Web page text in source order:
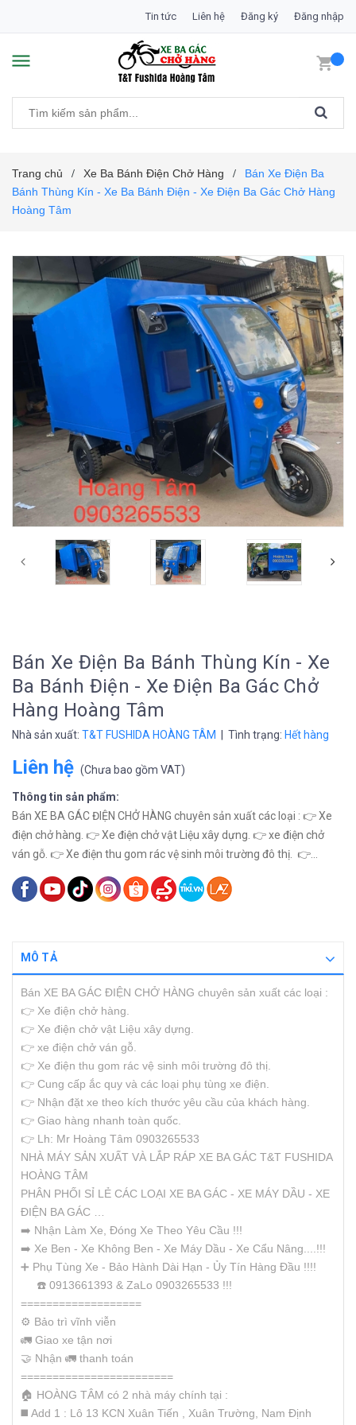
Tin tức Liên hệ Đăng ký Đăng nhập
Trang chủ / Xe Ba Bánh Điện Chở Hàng /
Bán Xe Điện Ba
Bánh Thùng Kín - Xe Ba Bánh Điện - Xe Điện Ba Gác Chở Hàng
Hoàng Tâm
Bán Xe Điện Ba Bánh Thùng Kín - Xe
Ba Bánh Điện - Xe Điện Ba Gác Chở
Hàng Hoàng Tâm
Nhà sản xuất: T&T FUSHIDA HOÀNG TÂM | Tình trạng: Hết hàng
Liên hệ (Chưa bao gồm VAT)
Thông tin sản phẩm:
Bán XE BA GÁC ĐIỆN CHỞ HÀNG chuyên sản xuất các loại : 👉 Xe
điện chở hàng. 👉 Xe điện chở vật Liệu xây dựng. 👉 xe điện chở
ván gỗ. 👉 Xe điện thu gom rác vệ sinh môi trường đô thị. 👉...
MÔ TẢ
Bán XE BA GÁC ĐIỆN CHỞ HÀNG chuyên sản xuất các loại :
👉 Xe điện chở hàng.
👉 Xe điện chở vật Liệu xây dựng.
👉 xe điện chở ván gỗ.
👉 Xe điện thu gom rác vệ sinh môi trường đô thị.
👉 Cung cấp ắc quy và các loại phụ tùng xe điện.
👉 Nhận đặt xe theo kích thước yêu cầu của khách hàng.
👉 Giao hàng nhanh toàn quốc.
👉 Lh: Mr Hoàng Tâm 0903265533
NHÀ MÁY SẢN XUẤT VÀ LẮP RÁP XE BA GÁC T&T FUSHIDA
HOÀNG TÂM
PHÂN PHỐI SỈ LẺ CÁC LOẠI XE BA GÁC - XE MÁY DẦU - XE
ĐIỆN BA GÁC …
➡️ Nhận Làm Xe, Đóng Xe Theo Yêu Cầu !!!
➡️ Xe Ben - Xe Không Ben - Xe Máy Dầu - Xe Cẩu Nâng....!!!
➕ Phụ Tùng Xe - Bảo Hành Dài Hạn - Ủy Tín Hàng Đầu !!!!
☎️ 0913661393 & ZaLo 0903265533 !!!
===================
⚙️ Bảo trì vĩnh viễn
🚛 Giao xe tận nơi
🤝 Nhận 🚛 thanh toán
========================
🏠 HOÀNG TÂM có 2 nhà máy chính tại :
◼️ Add 1 : Lô 13 KCN Xuân Tiến , Xuân Trường, Nam Định